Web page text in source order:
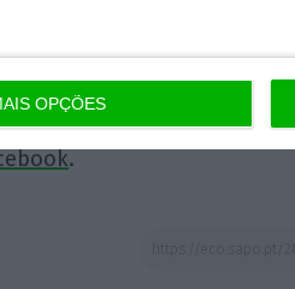
OPÇÕES
Direitos Sociais,
Social,Ana Mendes
jovens paradiscutir “o
sobre o Futuro da
.